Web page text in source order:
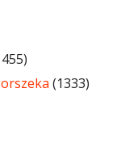
(1333)